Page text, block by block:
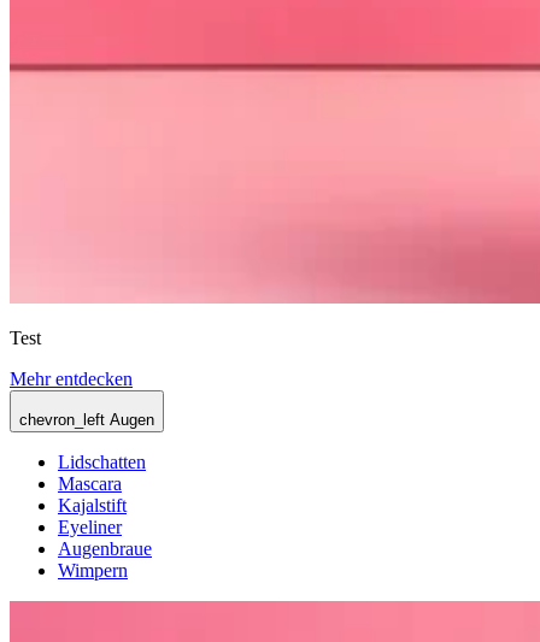
Test
Mehr entdecken
chevron_left Augen
Lidschatten
Mascara
Kajalstift
Eyeliner
Augenbraue
Wimpern